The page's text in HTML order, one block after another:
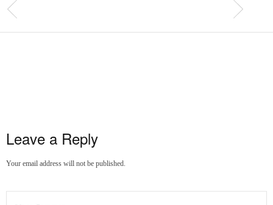
Leave a Reply
Your email address will not be published.